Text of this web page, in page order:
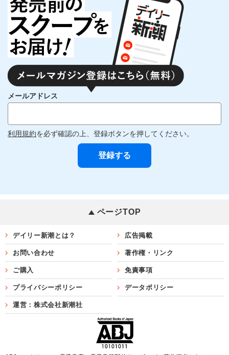
メールアドレス
利用規約を必ず確認の上、登録ボタンを押してください。
ページTOP
デイリー新潮とは？ 広告掲載
お問い合わせ 著作権・リンク
ご購入 免責事項
プライバシーポリシー データポリシー
運営：株式会社新潮社